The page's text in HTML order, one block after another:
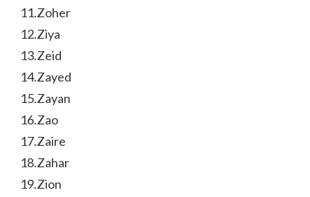
11.Zoher
12.Ziya
13.Zeid
14.Zayed
15.Zayan
16.Zao
17.Zaire
18.Zahar
19.Zion